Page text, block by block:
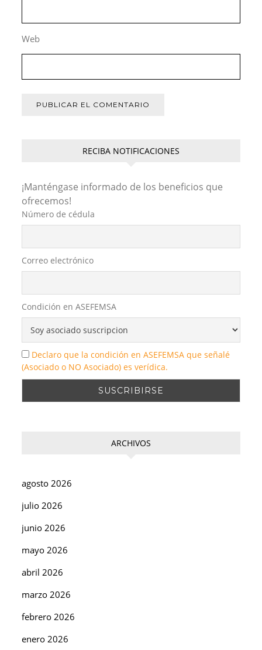
Web
RECIBA NOTIFICACIONES
¡Manténgase informado de los beneficios que
ofrecemos!
Número de cédula
Correo electrónico
Condición en ASEFEMSA
Declaro que la condición en ASEFEMSA que señalé
(Asociado o NO Asociado) es verídica.
ARCHIVOS
agosto 2026
julio 2026
junio 2026
mayo 2026
abril 2026
marzo 2026
febrero 2026
enero 2026